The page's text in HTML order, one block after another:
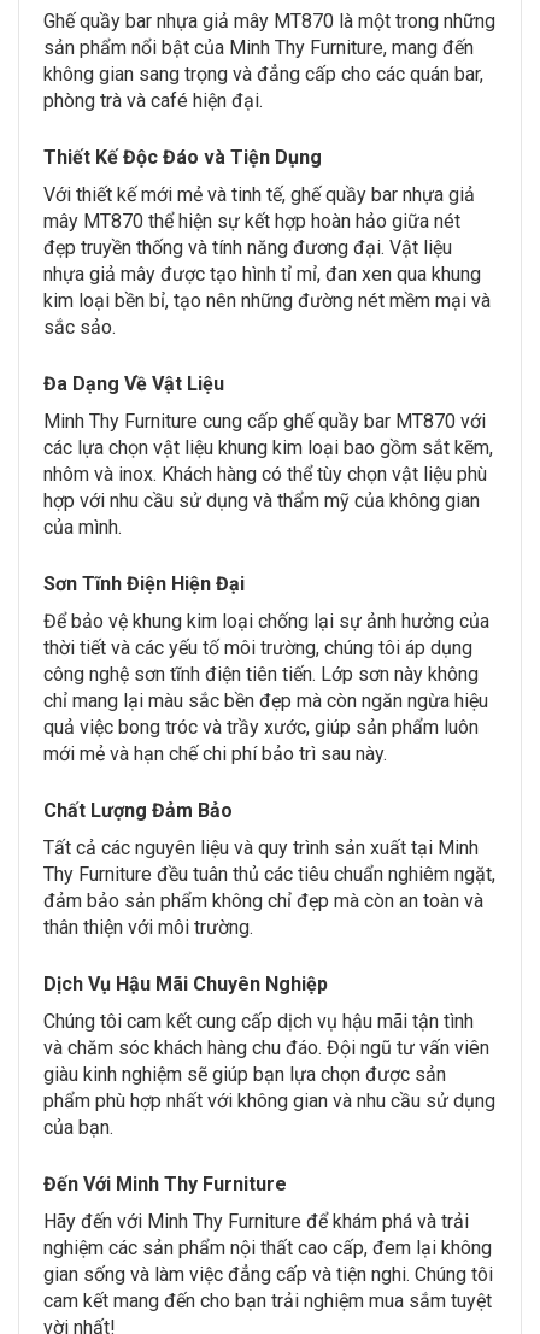
Ghế quầy bar nhựa giả mây MT870 là một trong những
sản phẩm nổi bật của Minh Thy Furniture, mang đến
không gian sang trọng và đẳng cấp cho các quán bar,
phòng trà và café hiện đại.
Thiết Kế Độc Đáo và Tiện Dụng
Với thiết kế mới mẻ và tinh tế, ghế quầy bar nhựa giả
mây MT870 thể hiện sự kết hợp hoàn hảo giữa nét
đẹp truyền thống và tính năng đương đại. Vật liệu
nhựa giả mây được tạo hình tỉ mỉ, đan xen qua khung
kim loại bền bỉ, tạo nên những đường nét mềm mại và
sắc sảo.
Đa Dạng Về Vật Liệu
Minh Thy Furniture cung cấp ghế quầy bar MT870 với
các lựa chọn vật liệu khung kim loại bao gồm sắt kẽm,
nhôm và inox. Khách hàng có thể tùy chọn vật liệu phù
hợp với nhu cầu sử dụng và thẩm mỹ của không gian
của mình.
Sơn Tĩnh Điện Hiện Đại
Để bảo vệ khung kim loại chống lại sự ảnh hưởng của
thời tiết và các yếu tố môi trường, chúng tôi áp dụng
công nghệ sơn tĩnh điện tiên tiến. Lớp sơn này không
chỉ mang lại màu sắc bền đẹp mà còn ngăn ngừa hiệu
quả việc bong tróc và trầy xước, giúp sản phẩm luôn
mới mẻ và hạn chế chi phí bảo trì sau này.
Chất Lượng Đảm Bảo
Tất cả các nguyên liệu và quy trình sản xuất tại Minh
Thy Furniture đều tuân thủ các tiêu chuẩn nghiêm ngặt,
đảm bảo sản phẩm không chỉ đẹp mà còn an toàn và
thân thiện với môi trường.
Dịch Vụ Hậu Mãi Chuyên Nghiệp
Chúng tôi cam kết cung cấp dịch vụ hậu mãi tận tình
và chăm sóc khách hàng chu đáo. Đội ngũ tư vấn viên
giàu kinh nghiệm sẽ giúp bạn lựa chọn được sản
phẩm phù hợp nhất với không gian và nhu cầu sử dụng
của bạn.
Đến Với Minh Thy Furniture
Hãy đến với Minh Thy Furniture để khám phá và trải
nghiệm các sản phẩm nội thất cao cấp, đem lại không
gian sống và làm việc đẳng cấp và tiện nghi. Chúng tôi
cam kết mang đến cho bạn trải nghiệm mua sắm tuyệt
vời nhất!